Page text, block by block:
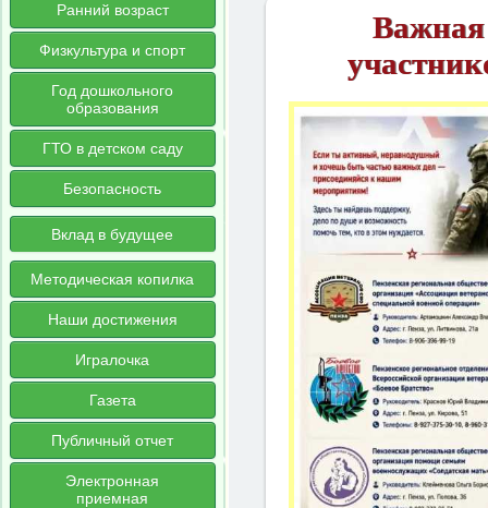
Ранний возраст
Физкультура и спорт
Год дошкольного
образования
ГТО в детском саду
Безопасность
Вклад в будущее
Методическая копилка
Наши достижения
Игралочка
Газета
Публичный отчет
Электронная
приемная